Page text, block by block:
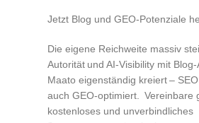
Jetzt Blog und GEO-Potenziale
Die eigene Reichweite massiv
Autorität und AI-Visibility mit
Maato eigenständig kreiert–
auch GEO-optimiert. Vereinbare
kostenloses und unverbindliches